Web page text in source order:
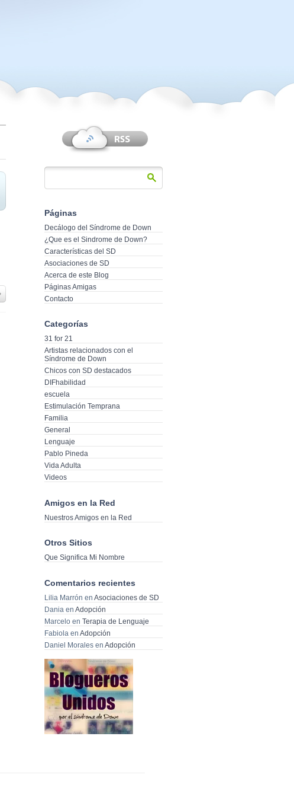
Páginas
Decálogo del Síndrome de Down
¿Que es el Sindrome de Down?
Características del SD
Asociaciones de SD
Acerca de este Blog
Páginas Amigas
Contacto
Categorías
31 for 21
Artistas relacionados con el
Síndrome de Down
Chicos con SD destacados
DIFhabilidad
escuela
Estimulación Temprana
Familia
General
Lenguaje
Pablo Pineda
Vida Adulta
Videos
Amigos en la Red
Nuestros Amigos en la Red
Otros Sitios
Que Significa Mi Nombre
Comentarios recientes
Lilia Marrón en Asociaciones de SD
Dania en Adopción
Marcelo en Terapia de Lenguaje
Fabiola en Adopción
Daniel Morales en Adopción